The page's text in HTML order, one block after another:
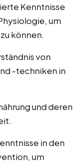
Kenntnisse
um
können.
von
-techniken in
und deren
in den
um